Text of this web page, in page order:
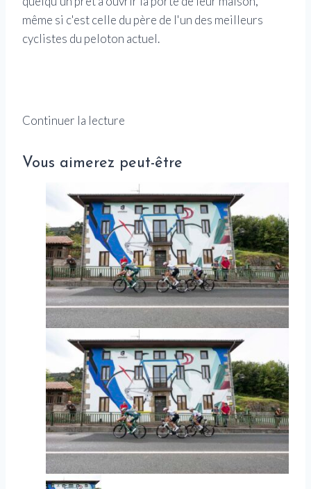
même si c'est celle du père de l'un des meilleurs
cyclistes du peloton actuel.
Continuer la lecture
Vous aimerez peut-être